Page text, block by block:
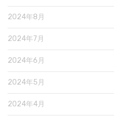
2024年8月
2024年7月
2024年6月
2024年5月
2024年4月